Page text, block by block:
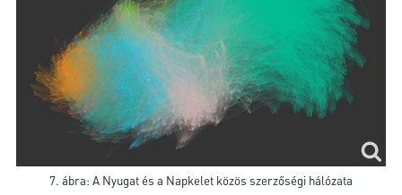
7. ábra: A Nyugat és a Napkelet közös szerzőségi hálózata